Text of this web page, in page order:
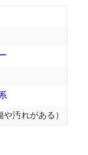
汚れがある）